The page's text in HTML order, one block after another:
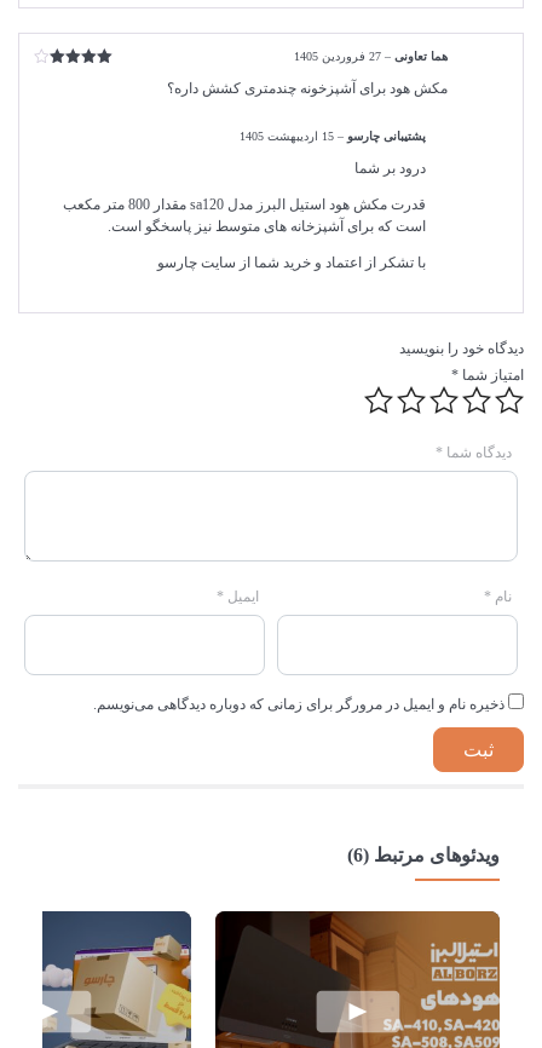
هما تعاونی – 27 فروردین 1405
مکش هود برای آشپزخونه چندمتری کشش داره؟
پشتیبانی چارسو – 15 اردیبهشت 1405
درود بر شما
قدرت مکش هود استیل البرز مدل sa120 مقدار 800 متر مکعب
است که برای آشپزخانه های متوسط نیز پاسخگو است.
با تشکر از اعتماد و خرید شما از سایت چارسو
دیدگاه خود را بنویسید
امتیاز شما *
دیدگاه شما *
نام * ایمیل *
ذخیره نام و ایمیل در مرورگر برای زمانی که دوباره دیدگاهی می‌نویسم.
ویدئوهای مرتبط (6)